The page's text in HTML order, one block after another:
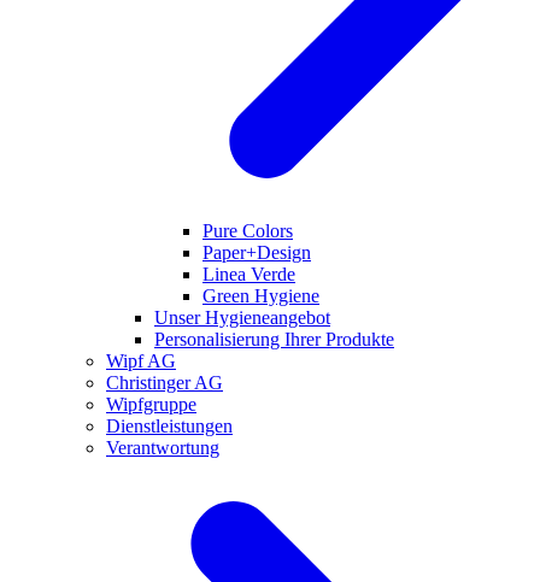
Pure Colors
Paper+Design
Linea Verde
Green Hygiene
Unser Hygieneangebot
Personalisierung Ihrer Produkte
Wipf AG
Christinger AG
Wipfgruppe
Dienstleistungen
Verantwortung